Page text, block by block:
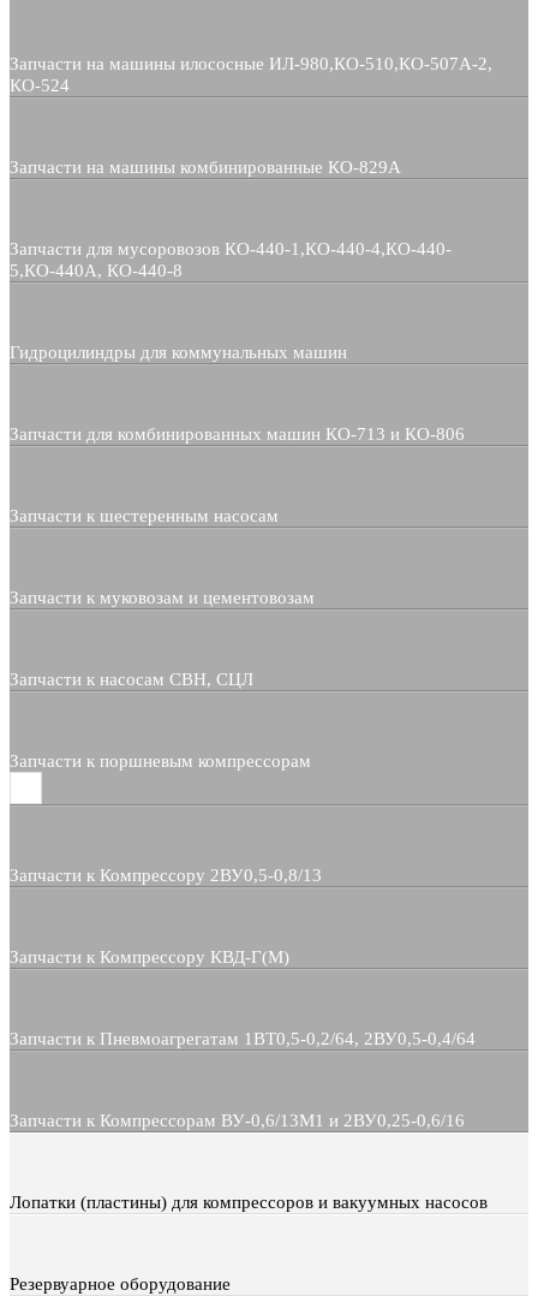
Запчасти на машины илососные ИЛ-980,КО-510,КО-507А-2,
КО-524
Запчасти на машины комбинированные КО-829А
Запчасти для мусоровозов КО-440-1,КО-440-4,КО-440-
5,КО-440А, КО-440-8
Гидроцилиндры для коммунальных машин
Запчасти для комбинированных машин КО-713 и КО-806
Запчасти к шестеренным насосам
Запчасти к муковозам и цементовозам
Запчасти к насосам СВН, СЦЛ
Запчасти к поршневым компрессорам
Запчасти к Компрессору 2ВУ0,5-0,8/13
Запчасти к Компрессору КВД-Г(М)
Запчасти к Пневмоагрегатам 1ВТ0,5-0,2/64, 2ВУ0,5-0,4/64
Запчасти к Компрессорам ВУ-0,6/13М1 и 2ВУ0,25-0,6/16
Лопатки (пластины) для компрессоров и вакуумных насосов
Резервуарное оборудование